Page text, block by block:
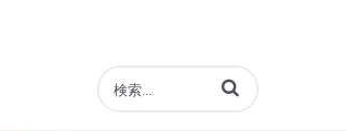
動画の検索語句を入力